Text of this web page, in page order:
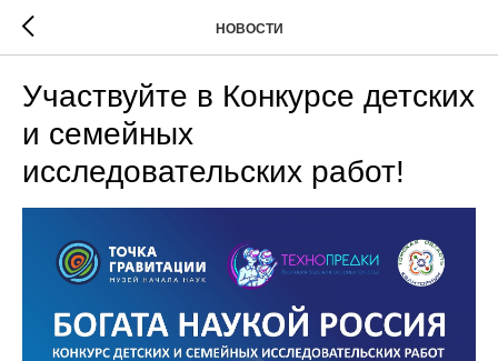
НОВОСТИ
Участвуйте в Конкурсе детских
и семейных
исследовательских работ!